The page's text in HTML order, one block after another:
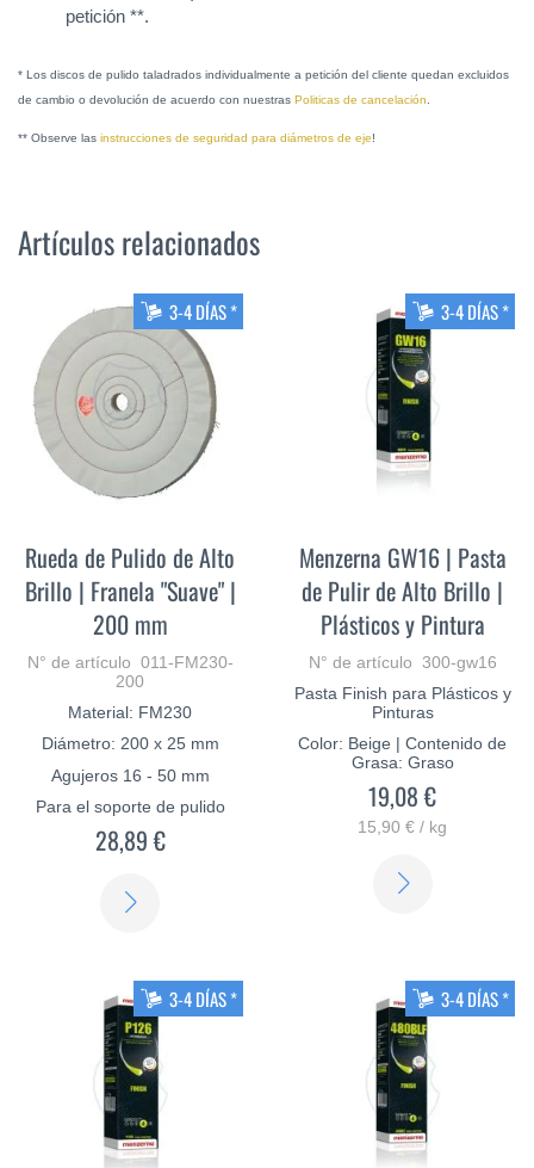
petición **.
* Los discos de pulido taladrados individualmente a petición del cliente quedan excluidos
de cambio o devolución de acuerdo con nuestras Politicas de cancelación.
** Observe las instrucciones de seguridad para diámetros de eje!
Artículos relacionados
3-4 DÍAS *
Rueda de Pulido de Alto
Brillo | Franela "Suave" |
200 mm
N° de artículo 011-FM230-
200
Material: FM230
Diámetro: 200 x 25 mm
Agujeros 16 - 50 mm
Para el soporte de pulido
28,89 €
3-4 DÍAS *
Menzerna GW16 | Pasta
de Pulir de Alto Brillo |
Plásticos y Pintura
N° de artículo 300-gw16
Pasta Finish para Plásticos y
Pinturas
Color: Beige | Contenido de
Grasa: Graso
19,08 €
15,90 € / kg
3-4 DÍAS * 3-4 DÍAS *